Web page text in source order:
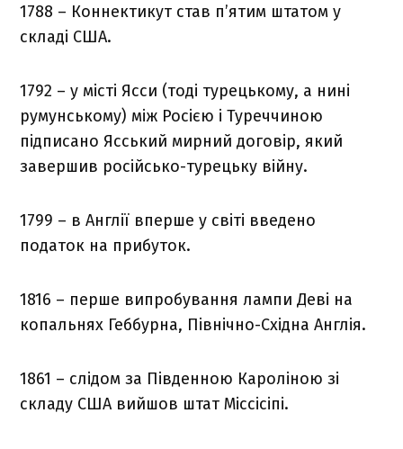
1788 – Коннектикут став п’ятим штатом у
складі США.
1792 – у місті Ясси (тоді турецькому, а нині
румунському) між Росією і Туреччиною
підписано Ясський мирний договір, який
завершив російсько-турецьку війну.
1799 – в Англії вперше у світі введено
податок на прибуток.
1816 – перше випробування лампи Деві на
копальнях Геббурна, Північно-Східна Англія.
1861 – слідом за Південною Кароліною зі
складу США вийшов штат Міссісіпі.